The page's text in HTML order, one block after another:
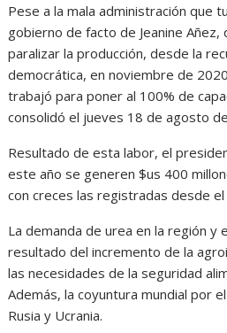
Pese a la mala administración que
gobierno de facto de Jeanine Añez,
paralizar la producción, desde la
democrática, en noviembre de
trabajó para poner al 100% de
consolidó el jueves 18 de agosto
Resultado de esta labor, el
este año se generen $us 400
con creces las registradas desde el
La demanda de urea en la región y
resultado del incremento de la
las necesidades de la seguridad
Además, la coyuntura mundial por
Rusia y Ucrania.